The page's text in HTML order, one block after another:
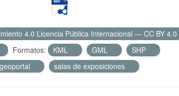
4.0 Licencia Pública Internacional — CC BY 4.0
Formatos: KML GML
SHP
geoportal salas de exposiciones